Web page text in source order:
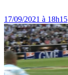
17/09/2021 à 18h15